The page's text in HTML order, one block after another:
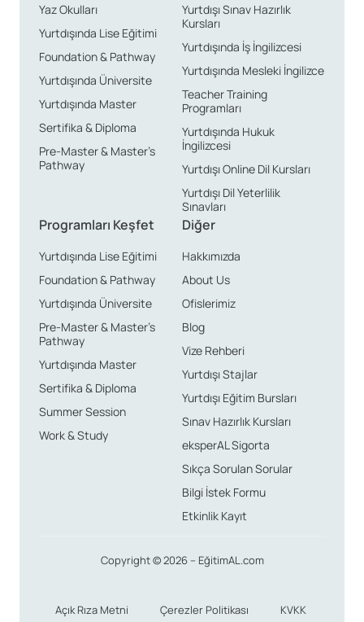
Lozan, hem eğitim kalitesi hem de sunduğu olanaklarla
dikkat çeken bir diğer önemli şehir. İsviçre’de Fransızca
eğitim almak isteyenler için Lozan, sakin yaşam tarzı ve
sosyal olanakları ile iyi bir alternatif sunar. Lozan’daki
dil okulları, modern eğitim yöntemleri ile öğrencilere
kaliteli bir öğrenim sağlamakta ve pratik yapma
fırsatları sunmaktadır.
Eğitim Maliyetleri ve
Konaklama Seçenekleri
İsviçre’de dil eğitimi almak için ödenecek ücretler,
eğitimin süresine ve sunulan programın türüne bağlı
olarak değişkenlik göstermektedir. Ortalama olarak, dil
eğitimi fiyatları yıllık 2,000 ila 12,000 İsviçre Frangı
arasında bir aralıkta bulunur. Öğrencilerin belirli bir
bütçeye göre hareket etmeleri, bu süreçte planlama
yapmaları adına büyük önem taşımaktadır.
Konaklama Alternatifleri
Dil eğitimi almak için İsviçre’ye giden öğrencilerin
Yaz Okulları
Yurtdışında Lise Eğitimi
Foundation & Pathway
Yurtdışında Üniversite
Yurtdışında Master
Sertifika & Diploma
Pre-Master & Master’s
Pathway
Yurtdışı Sınav Hazırlık
Kursları
Yurtdışında İş İngilizcesi
Yurtdışında Mesleki İngilizce
Teacher Training
Programları
Yurtdışında Hukuk
İngilizcesi
Yurtdışı Online Dil Kursları
Yurtdışı Dil Yeterlilik
Sınavları
Programları Keşfet
Yurtdışında Lise Eğitimi
Foundation & Pathway
Yurtdışında Üniversite
Pre-Master & Master’s
Pathway
Yurtdışında Master
Sertifika & Diploma
Summer Session
Work & Study
Diğer
Hakkımızda
About Us
Ofislerimiz
Blog
Vize Rehberi
Yurtdışı Stajlar
Yurtdışı Eğitim Bursları
Sınav Hazırlık Kursları
eksperAL Sigorta
Sıkça Sorulan Sorular
Bilgi İstek Formu
Etkinlik Kayıt
Copyright © 2026 – EğitimAL.com
Açık Rıza Metni Çerezler Politikası KVKK